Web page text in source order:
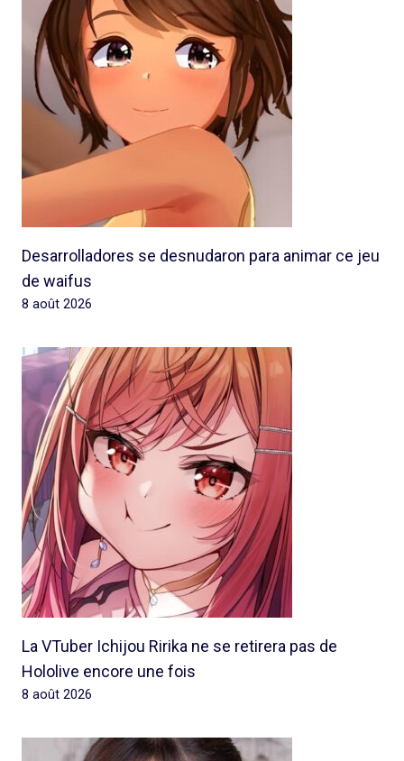
Desarrolladores se desnudaron para animar ce jeu
de waifus
8 août 2026
La VTuber Ichijou Ririka ne se retirera pas de
Hololive encore une fois
8 août 2026